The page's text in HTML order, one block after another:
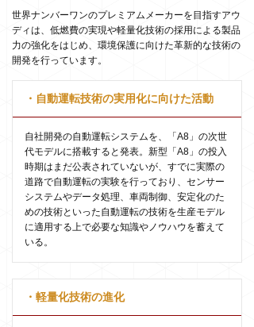
世界ナンバーワンのプレミアムメーカーを目指すアウ
ディは、低燃費の実現や軽量化技術の採用による製品
力の強化をはじめ、環境保護に向けた革新的な技術の
開発を行っています。
・自動運転技術の実用化に向けた活動
自社開発の自動運転システムを、「A8」の次世
代モデルに搭載すると発表。新型「A8」の投入
時期はまだ公表されていないが、すでに実際の
道路で自動運転の実験を行っており、センサー
システムやデータ処理、車両制御、安定化のた
めの技術といった自動運転の技術を生産モデル
に適用する上で必要な知識やノウハウを蓄えて
いる。
・軽量化技術の進化